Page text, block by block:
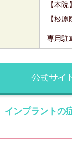
【本
【松
専用駐
インプラントの